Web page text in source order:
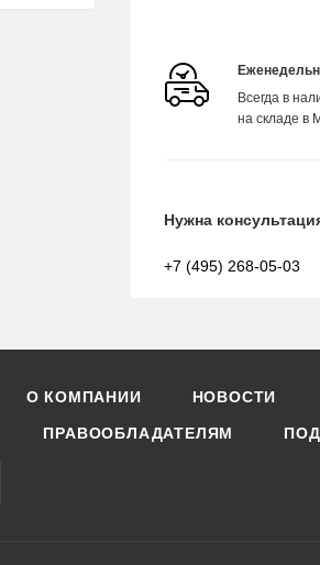
Всегда в
на складе в
Нужна
+7 (495) 268-05-03
О КОМПАНИИ НОВОСТИ
ПРАВООБЛАДАТЕЛЯМ